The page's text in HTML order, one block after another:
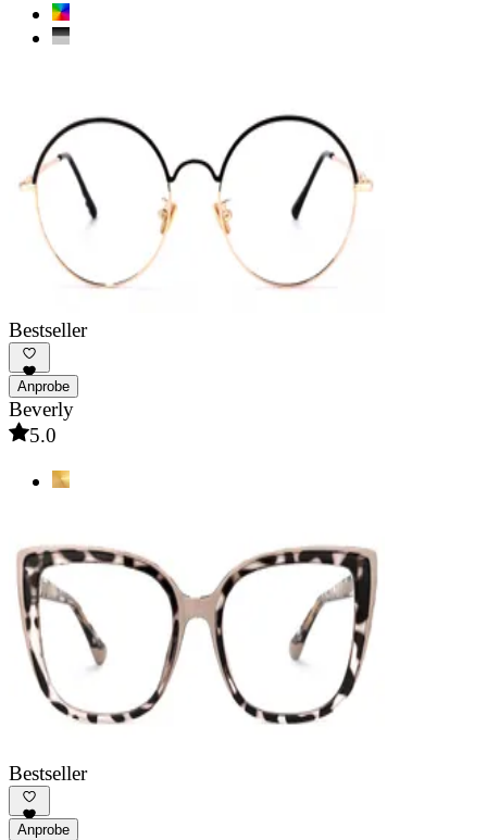
Bestseller
Anprobe
Beverly
5.0
Bestseller
Anprobe